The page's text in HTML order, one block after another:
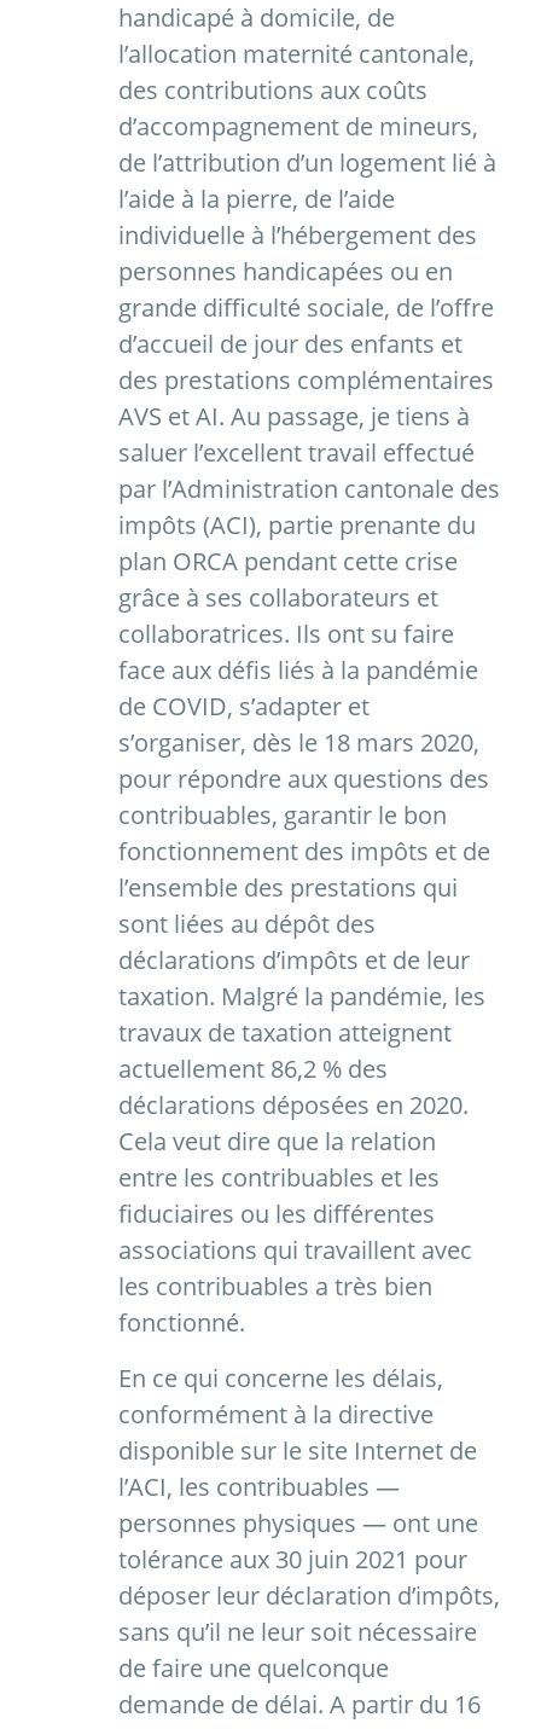
handicapé à domicile, de
l’allocation maternité cantonale,
des contributions aux coûts
d’accompagnement de mineurs,
de l’attribution d’un logement lié à
l’aide à la pierre, de l’aide
individuelle à l’hébergement des
personnes handicapées ou en
grande difficulté sociale, de l’offre
d’accueil de jour des enfants et
des prestations complémentaires
AVS et AI. Au passage, je tiens à
saluer l’excellent travail effectué
par l’Administration cantonale des
impôts (ACI), partie prenante du
plan ORCA pendant cette crise
grâce à ses collaborateurs et
collaboratrices. Ils ont su faire
face aux défis liés à la pandémie
de COVID, s’adapter et
s’organiser, dès le 18 mars 2020,
pour répondre aux questions des
contribuables, garantir le bon
fonctionnement des impôts et de
l’ensemble des prestations qui
sont liées au dépôt des
déclarations d’impôts et de leur
taxation. Malgré la pandémie, les
travaux de taxation atteignent
actuellement 86,2 % des
déclarations déposées en 2020.
Cela veut dire que la relation
entre les contribuables et les
fiduciaires ou les différentes
associations qui travaillent avec
les contribuables a très bien
fonctionné.
En ce qui concerne les délais,
conformément à la directive
disponible sur le site Internet de
l’ACI, les contribuables —
personnes physiques — ont une
tolérance aux 30 juin 2021 pour
déposer leur déclaration d’impôts,
sans qu’il ne leur soit nécessaire
de faire une quelconque
demande de délai. A partir du 16